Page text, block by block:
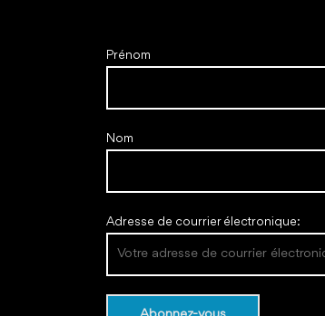
Prénom
Nom
Adresse de courrier électronique: